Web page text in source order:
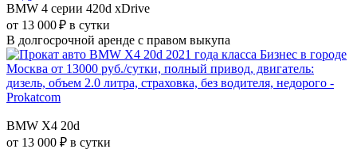
BMW 4 серии 420d xDrive
от 13 000 ₽ в сутки
В долгосрочной аренде с правом выкупа
BMW X4 20d
от 13 000 ₽ в сутки